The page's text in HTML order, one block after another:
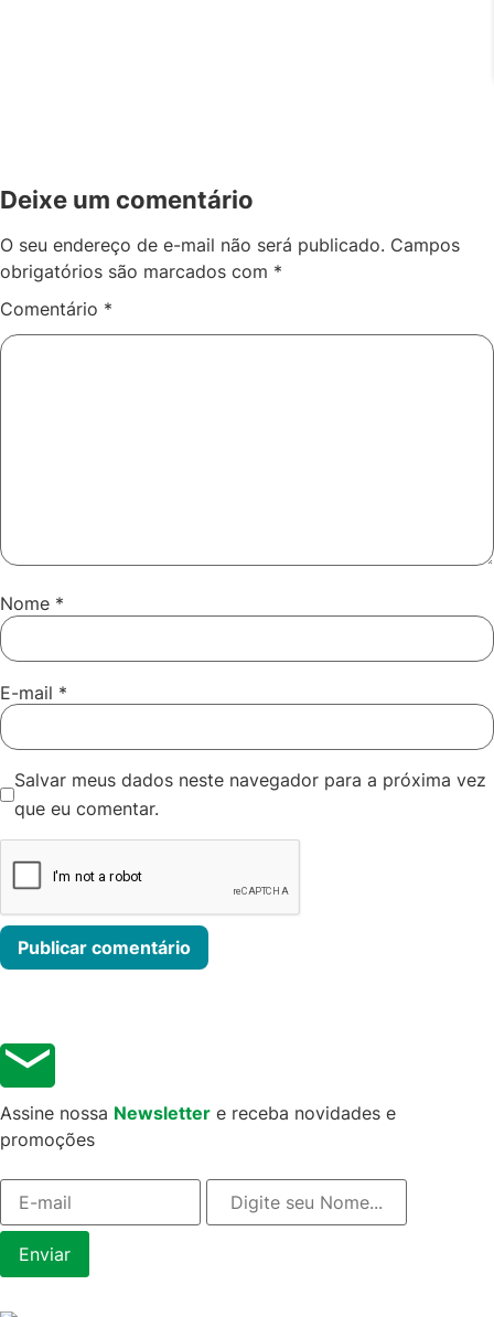
Deixe um comentário
O seu endereço de e-mail não será publicado. Campos
obrigatórios são marcados com *
Comentário *
Nome *
E-mail *
Salvar meus dados neste navegador para a próxima vez
que eu comentar.
Assine nossa Newsletter e receba novidades e
promoções